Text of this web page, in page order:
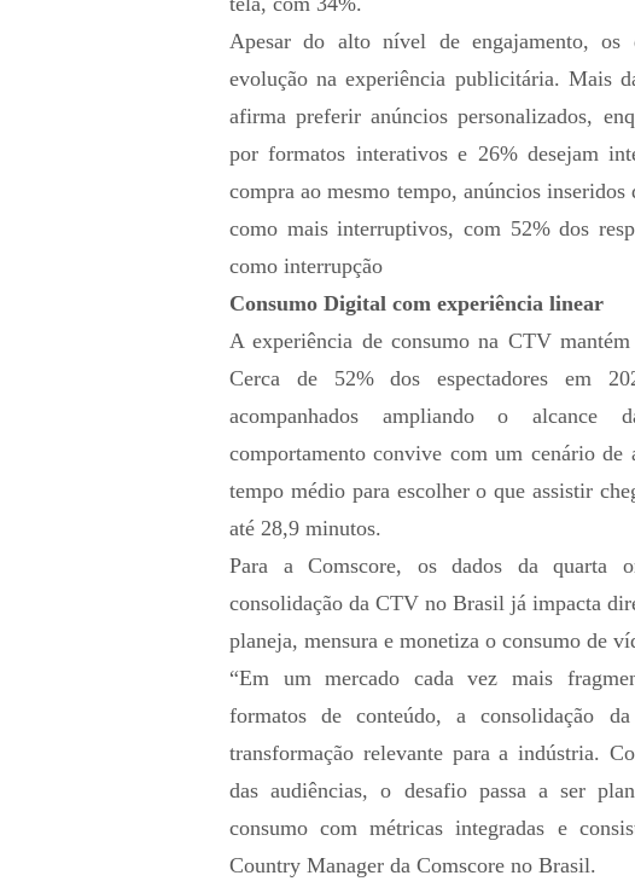
Apesar do alto nível de engajamento, os
evolução na experiência publicitária. Mais
afirma preferir anúncios personalizados,
por formatos interativos e 26% desejam
compra ao mesmo tempo, anúncios
como mais interruptivos, com 52% dos
como interrupção
Consumo Digital com experiência linear
A experiência de consumo na CTV
Cerca de 52% dos espectadores em
acompanhados ampliando o alcance
comportamento convive com um cenário
tempo médio para escolher o que assistir
até 28,9 minutos.
Para a Comscore, os dados da quarta
consolidação da CTV no Brasil já impacta
planeja, mensura e monetiza o consumo de
“Em um mercado cada vez mais
formatos de conteúdo, a consolidação
transformação relevante para a indústria.
das audiências, o desafio passa a ser
consumo com métricas integradas e
Country Manager da Comscore no Brasil.